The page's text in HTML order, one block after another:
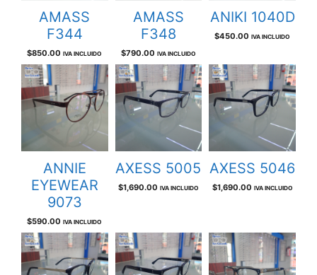
AMASS
F344
$850.00 IVA INCLUIDO
AMASS
F348
$790.00 IVA INCLUIDO
ANIKI 1040D
$450.00 IVA INCLUIDO
ANNIE
EYEWEAR
9073
$590.00 IVA INCLUIDO
AXESS 5005
$1,690.00 IVA INCLUIDO
AXESS 5046
$1,690.00 IVA INCLUIDO